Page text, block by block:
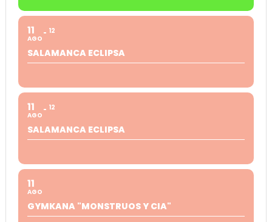
11
AGO
12
SALAMANCA ECLIPSA
11
AGO
12
SALAMANCA ECLIPSA
11
AGO
GYMKANA "MONSTRUOS Y CIA"